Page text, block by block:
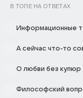
В ТОПЕ НА ОТВЕТАХ
Информационные
А сейчас что-то
О любви без купюр
Философский